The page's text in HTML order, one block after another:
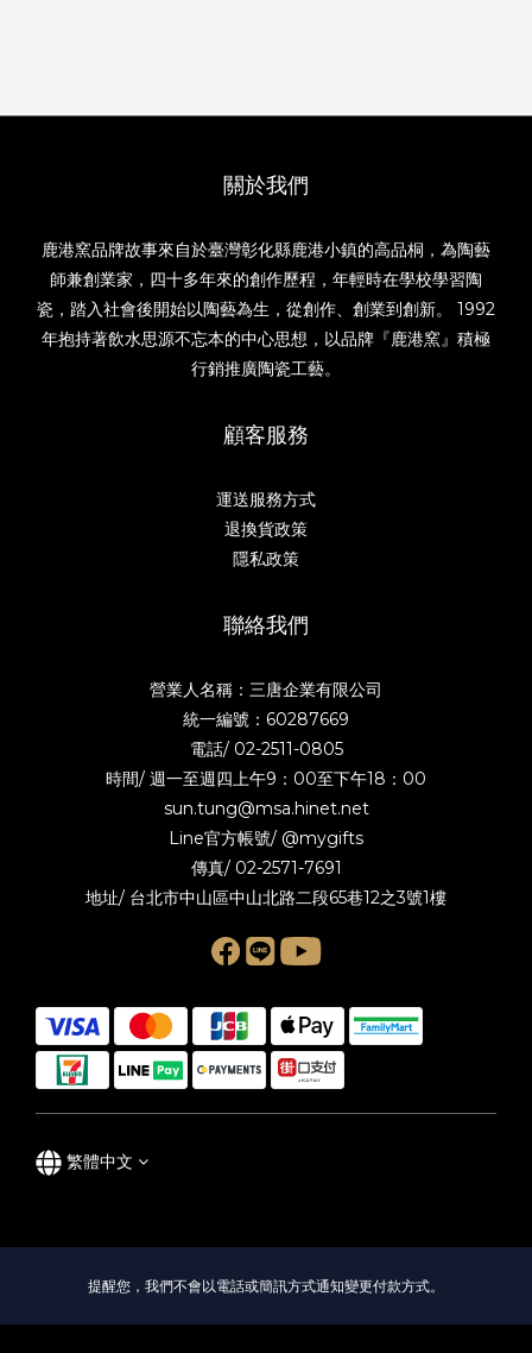
關於我們
鹿港窯品牌故事來自於臺灣彰化縣鹿港小鎮的高品桐，為陶藝
師兼創業家，四十多年來的創作歷程，年輕時在學校學習陶
瓷，踏入社會後開始以陶藝為生，從創作、創業到創新。 1992
年抱持著飲水思源不忘本的中心思想，以品牌『鹿港窯』積極
行銷推廣陶瓷工藝。
顧客服務
運送服務方式
退換貨政策
隱私政策
聯絡我們
營業人名稱：三唐企業有限公司
統一編號：60287669
電話/ 02-2511-0805
時間/ 週一至週四上午9：00至下午18：00
sun.tung@msa.hinet.net
Line官方帳號/ @mygifts
傳真/ 02-2571-7691
地址/ 台北市中山區中山北路二段65巷12之3號1樓
繁體中文
提醒您，我們不會以電話或簡訊方式通知變更付款方式。